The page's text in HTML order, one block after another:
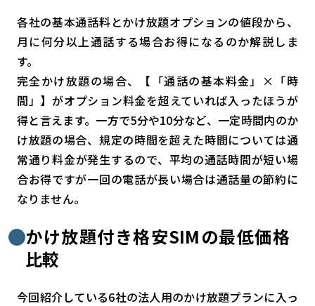
各社の基本通話料とかけ放題オプションの値段から、
月に何分以上通話する場合お得になるのか解説しま
す。
完全かけ放題の場合、【「通話の基本料金」×「時
間」】がオプション料金を超えていれば入ったほうが
得と言えます。一方で5分や10分など、一定時間内のか
け放題の場合、規定の時間を超えた時間については通
常通り料金が発生するので、平均の通話時間が短い場
合お得ですが一回の電話が長い場合は通話量の節約に
なりません。
かけ放題付き格安SIMの最低価格
比較
今回紹介している6社の法人用のかけ放題プランに入っ